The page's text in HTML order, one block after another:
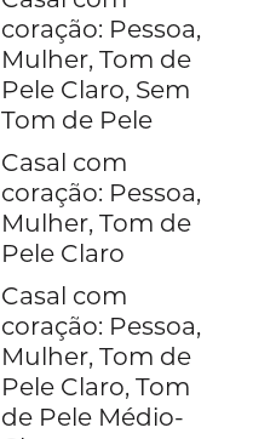
coração: Pessoa,
Mulher, Tom de
Pele Claro, Sem
Tom de Pele
Casal com
coração: Pessoa,
Mulher, Tom de
Pele Claro
Casal com
coração: Pessoa,
Mulher, Tom de
Pele Claro, Tom
de Pele Médio-